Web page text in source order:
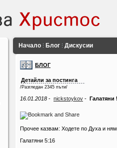
Начало Блог Дискусии
БЛОГ
Детайли за постинга
/Разгледан 2345 пъти/
16.01.2018 - nickstoykov - Галатяни
Прочее казвам: Ходете по Духа и
Галатяни 5:16